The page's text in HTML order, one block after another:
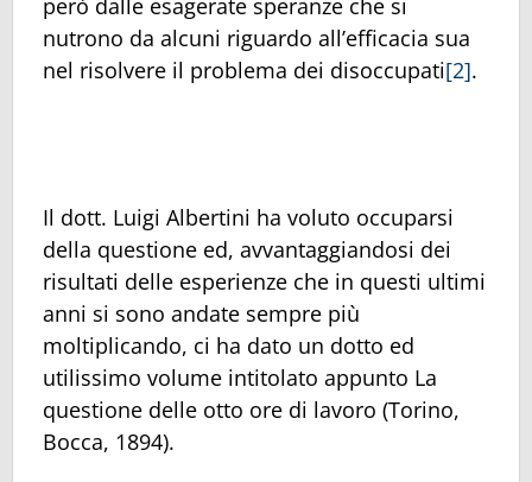
però dalle esagerate speranze che si
nutrono da alcuni riguardo all’efficacia sua
nel risolvere il problema dei disoccupati[2].
Il dott. Luigi Albertini ha voluto occuparsi
della questione ed, avvantaggiandosi dei
risultati delle esperienze che in questi ultimi
anni si sono andate sempre più
moltiplicando, ci ha dato un dotto ed
utilissimo volume intitolato appunto La
questione delle otto ore di lavoro (Torino,
Bocca, 1894).